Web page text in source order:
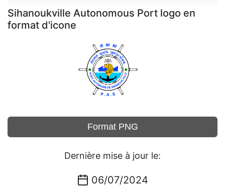
Sihanoukville Autonomous Port logo en
format d'icone
Format PNG
Dernière mise à jour le:
06/07/2024